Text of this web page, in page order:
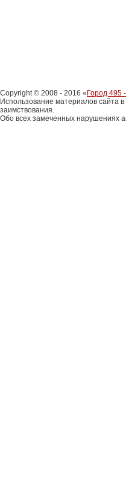
Copyright © 2008 - 2016 « Город 495
Использование материалов сайта
заимствования.
Обо всех замеченных нарушениях